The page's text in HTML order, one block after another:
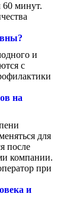
60 минут.
и
с
на
для
после
компании.
при
и